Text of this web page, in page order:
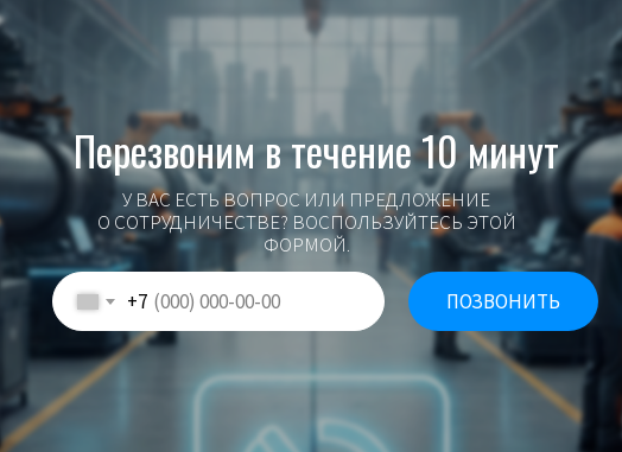
У ВАС ЕСТЬ ВОПРОС ИЛИ ПРЕДЛОЖЕНИЕ
О СОТРУДНИЧЕСТВЕ? ВОСПОЛЬЗУЙТЕСЬ ЭТОЙ
ФОРМОЙ.
Перезвоним в течение 10 минут
+7 ПОЗВОНИТЬ